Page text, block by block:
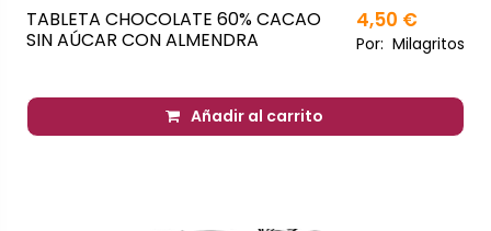
TABLETA CHOCOLATE 60% CACAO
SIN AÚCAR CON ALMENDRA
4,50 €
Por: Milagritos
Añadir al carrito